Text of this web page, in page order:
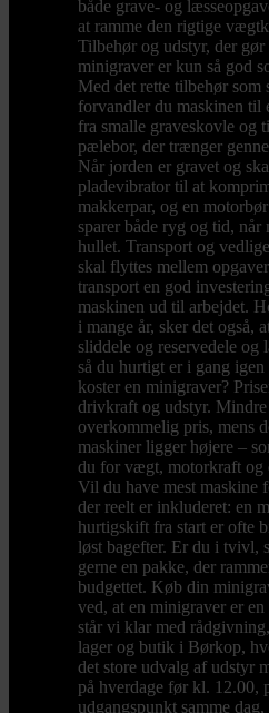
både grave- og
at ramme den rigtige
Tilbehør og udstyr, der gør
minigraver er kun så god
Med det rette tilbehør
forvandler du maskinen
fra smalle graveskovle og
pælebor, der trænger
Når jorden er gravet og
pladevibrator til at
makkerpar, og en
sparer både ryg og tid,
hullet. Transport og
skal flyttes mellem
transport en god
maskinen ud til arbejdet.
i mange år, sker det også,
sliddele og reservedele og
så du hurtigt er i gang
koster en minigraver?
drivkraft og udstyr.
overkommelig pris, mens
maskiner ligger højere –
du for vægt, motorkraft og
Vil du have mest maskine
der reelt er inkluderet: en
hurtigskift fra start er ofte
løst bagefter. Er du i tvivl,
gerne en pakke, der
budgettet. Køb din
ved, at en minigraver er
står vi klar med
lager og butik i Børkop,
det store udvalg af udstyr
på hverdage før kl. 12.00,
udgangspunkt samme